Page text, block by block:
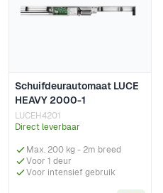
Schuifdeurautomaat LUCE
HEAVY 2000-1
LUCEH4201
Direct leverbaar
Max. 200 kg - 2m breed
Voor 1 deur
Voor intensief gebruik